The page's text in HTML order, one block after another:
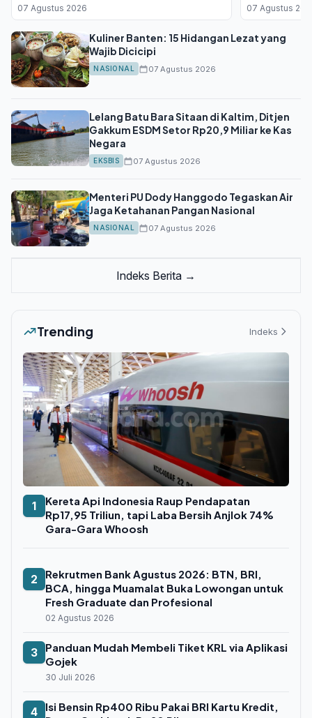
07 Agustus 2026 07 Agustus
Kuliner Banten: 15 Hidangan Lezat yang
Wajib Dicicipi
NASIONAL 07 Agustus 2026
Lelang Batu Bara Sitaan di Kaltim, Ditjen
Gakkum ESDM Setor Rp20,9 Miliar ke Kas
Negara
EKSBIS 07 Agustus 2026
Menteri PU Dody Hanggodo Tegaskan Air
Jaga Ketahanan Pangan Nasional
NASIONAL 07 Agustus 2026
Indeks Berita →
Trending Indeks
1
Kereta Api Indonesia Raup Pendapatan
Rp17,95 Triliun, tapi Laba Bersih Anjlok 74%
Gara-Gara Whoosh
2
Rekrutmen Bank Agustus 2026: BTN, BRI,
BCA, hingga Muamalat Buka Lowongan untuk
Fresh Graduate dan Profesional
02 Agustus 2026
3
Panduan Mudah Membeli Tiket KRL via Aplikasi
Gojek
30 Juli 2026
4
Isi Bensin Rp400 Ribu Pakai BRI Kartu Kredit,